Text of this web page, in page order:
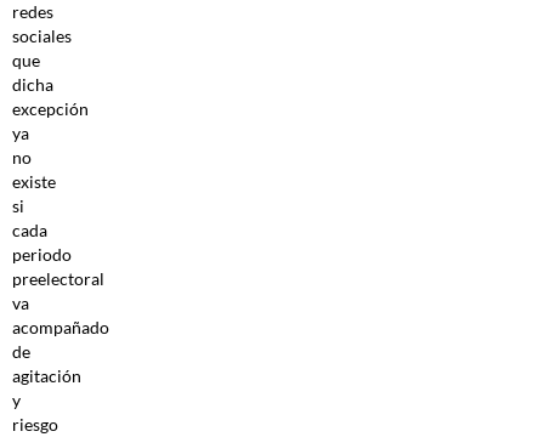
redes
sociales
que
dicha
excepción
ya
no
existe
si
cada
periodo
preelectoral
va
acompañado
de
agitación
y
riesgo